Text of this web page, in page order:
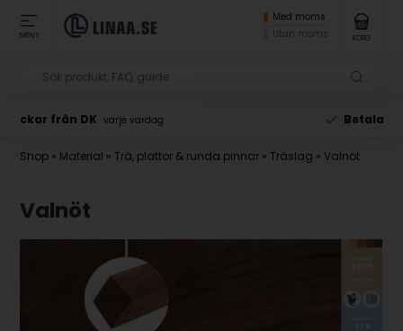
MENY
Med moms
Utan moms
KORG
Betala med Klarna
Shop » Material » Trä, plattor & runda pinnar » Träslag »Valnöt
Valnöt